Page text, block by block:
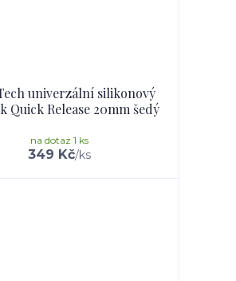
univerzální silikonový
Quick Release 20mm šedý
349 Kč/ks
na dotaz 1 ks